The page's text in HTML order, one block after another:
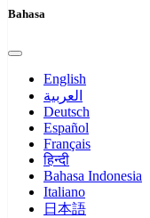
Bahasa
English
العربية
Deutsch
Español
Français
हिन्दी
Bahasa Indonesia
Italiano
日本語